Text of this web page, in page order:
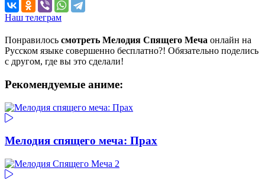
Наш телеграм
Понравилось смотреть Мелодия Спящего Меча онлайн на
Русском языке совершенно бесплатно?! Обязательно поделись
с другом, где вы это сделали!
Рекомендуемые аниме:
Мелодия спящего меча: Прах